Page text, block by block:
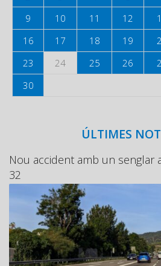
9
10 11 12
16
17 18 19
23
24 25 26
30
ÚLTIMES
Nou accident amb un senglar
32